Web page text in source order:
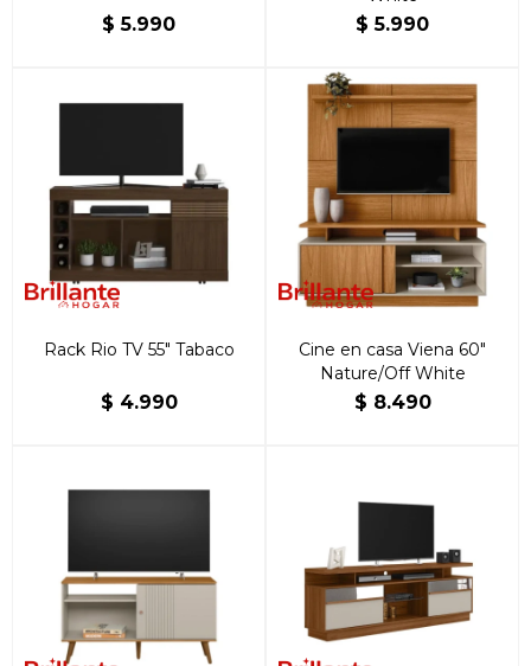
$ 5.990 $ 5.990
Rack Rio TV 55" Tabaco
$ 4.990
Cine en casa Viena 60"
Nature/Off White
$ 8.490